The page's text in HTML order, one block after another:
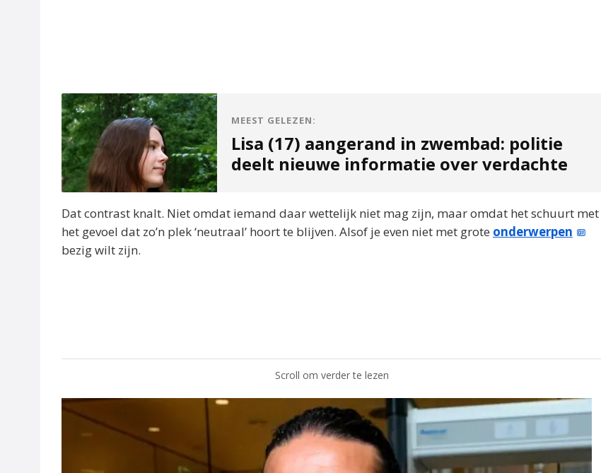
MEEST GELEZEN:
Lisa (17) aangerand in zwembad: politie
deelt nieuwe informatie over verdachte
Dat contrast knalt. Niet omdat iemand daar wettelijk niet mag zijn, maar omdat het schuurt met
het gevoel dat zo’n plek ‘neutraal’ hoort te blijven. Alsof je even niet met grote onderwerpen
bezig wilt zijn.
Scroll om verder te lezen